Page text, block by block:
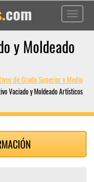
Toggle
y Moldeado
de Grado Superior y Medio
Vaciado y Moldeado Artísticos